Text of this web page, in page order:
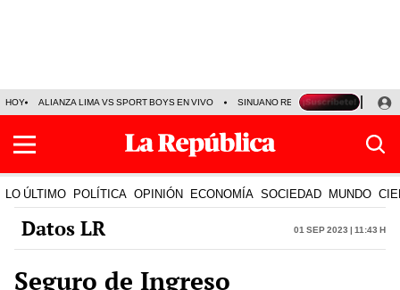
HOY ALIANZA LIMA VS SPORT BOYS EN VIVO SINUANO RESULTADOS HOY
LO ÚLTIMO POLÍTICA OPINIÓN ECONOMÍA SOCIEDAD MUNDO
Datos LR 01 Sep 2023 | 11:43 h
Seguro de Ingreso